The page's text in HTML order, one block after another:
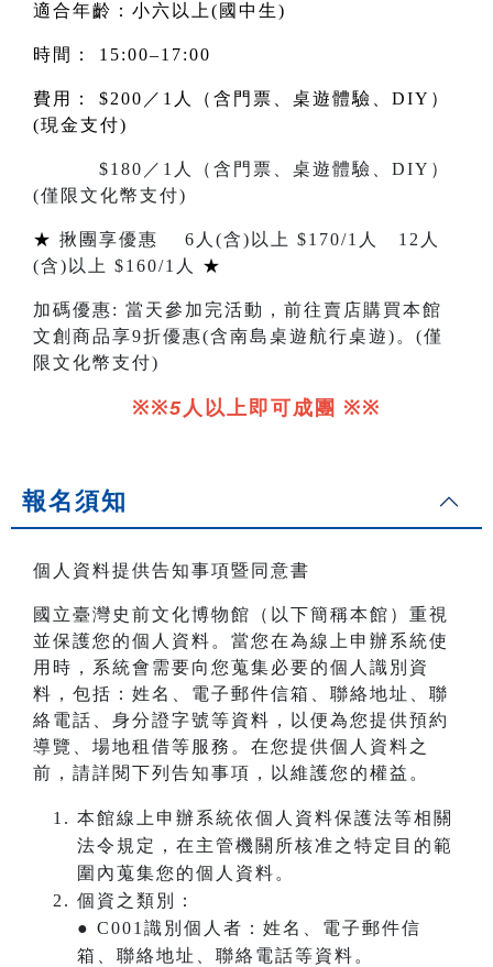
適合年齡：小六以上(國中生)
時間： 15:00–17:00
費用： $200／1人（含門票、桌遊體驗、DIY）
(現金支付)
$180／1人（含門票、桌遊體驗、DIY）
(僅限文化幣支付)
★ 揪團享優惠 6 人 (含) 以上 $170/1 人 12 人
(含) 以上 $160/1 人 ★
加碼優惠: 當天參加完活動，前往賣店購買本館
文創商品享9折優惠(含南島桌遊航行桌遊)。 (僅
限文化幣支付)
※※5人以上即可成團 ※※
報名須知
個人資料提供告知事項暨同意書
國立臺灣史前文化博物館（以下簡稱本館）重視
並保護您的個人資料。當您在為線上申辦系統使
用時，系統會需要向您蒐集必要的個人識別資
料，包括：姓名、電子郵件信箱、聯絡地址、聯
絡電話、身分證字號等資料，以便為您提供預約
導覽、場地租借等服務。在您提供個人資料之
前，請詳閱下列告知事項，以維護您的權益。
本館線上申辦系統依個人資料保護法等相關
法令規定，在主管機關所核准之特定目的範
圍內蒐集您的個人資料。
個資之類別：
● C001識別個人者：姓名、電子郵件信
箱、聯絡地址、聯絡電話等資料。